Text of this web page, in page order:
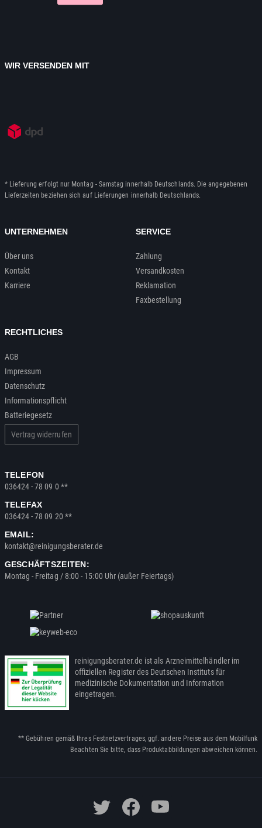
WIR VERSENDEN MIT
* Lieferung erfolgt nur Montag - Samstag innerhalb Deutschlands. Die angegebenen
Lieferzeiten beziehen sich auf Lieferungen innerhalb Deutschlands.
UNTERNEHMEN
Über uns
Kontakt
Karriere
SERVICE
Zahlung
Versandkosten
Reklamation
Faxbestellung
RECHTLICHES
AGB
Impressum
Datenschutz
Informationspflicht
Batteriegesetz
Vertrag widerrufen
TELEFON
036424 - 78 09 0 **
TELEFAX
036424 - 78 09 20 **
EMAIL:
kontakt@reinigungsberater.de
GESCHÄFTSZEITEN:
Montag - Freitag / 8:00 - 15:00 Uhr (außer Feiertags)
reinigungsberater.de ist als Arzneimittelhändler im
offiziellen Register des Deutschen Instituts für
medizinische Dokumentation und Information
eingetragen.
** Gebühren gemäß Ihres Festnetzvertrages, ggf. andere Preise aus dem Mobilfunk
Beachten Sie bitte, dass Produktabbildungen abweichen können.